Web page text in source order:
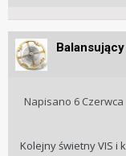
Napisano 6 Czerwca
Kolejny świetny VIS i